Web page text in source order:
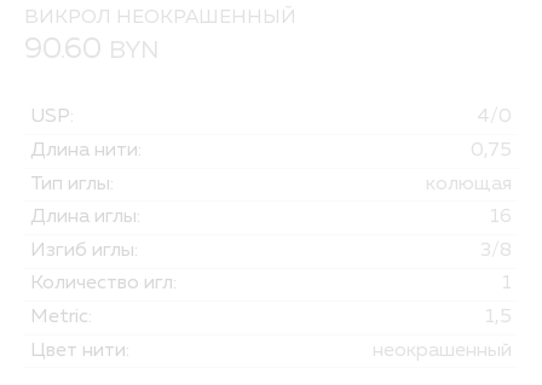
ВИКРОЛ НЕОКРАШЕННЫЙ
90.60 BYN
USP:
4/0
Длина нити:
0,75
Тип иглы:
колющая
Длина иглы:
16
Изгиб иглы:
3/8
Количество игл:
1
Metric:
1,5
Цвет нити:
неокрашенный